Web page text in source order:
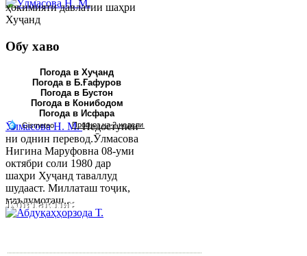
Ӯлмасова Н. М.Недоступен
ни однин перевод.Ӯлмасова
Нигина Маруфовна 08-уми
октябри соли 1980 дар
шаҳри Хуҷанд таваллуд
шудааст. Миллаташ тоҷик,
маълумоташ...
Обу хаво
Погода в Хуҷанд
Погода в Б.Ғафуров
Погода в Бустон
Погода в Конибодом
Погода в Исфара
Контакты: